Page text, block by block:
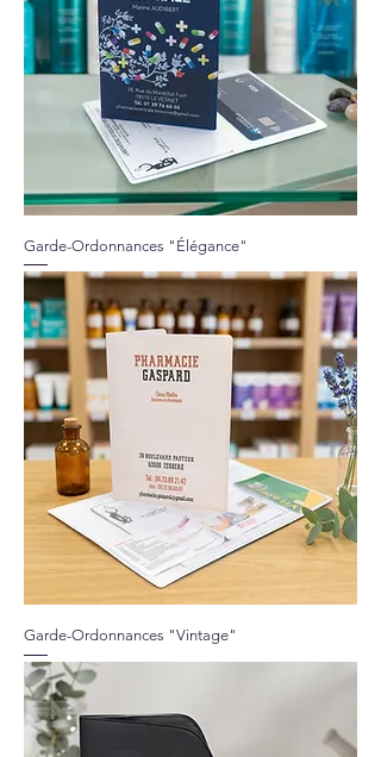
Garde-Ordonnances "Élégance"
Garde-Ordonnances "Vintage"